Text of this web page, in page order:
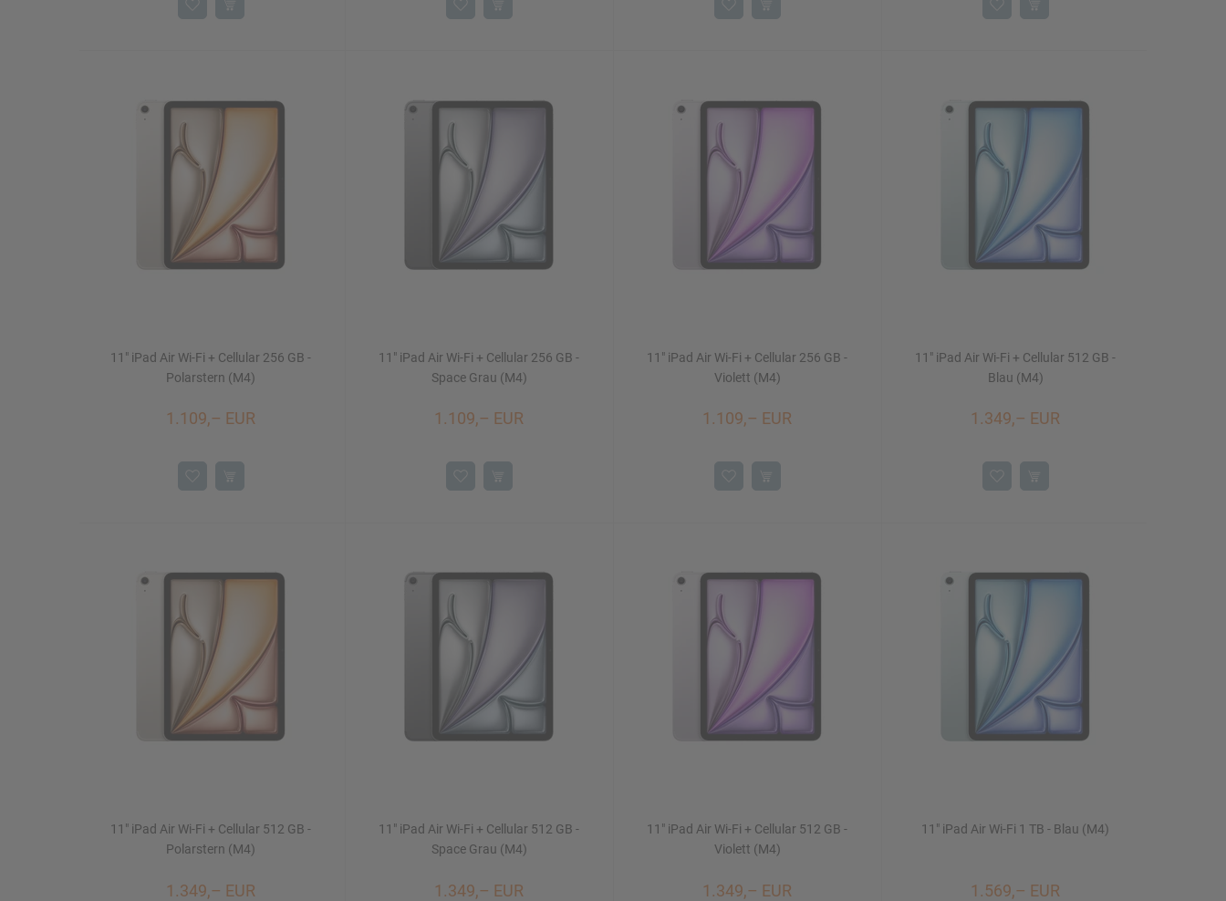
11" iPad Air Wi-Fi + Cellular 256 GB -
Polarstern (M4)
1.109,– EUR
11" iPad Air Wi-Fi + Cellular 256 GB -
Space Grau (M4)
1.109,– EUR
11" iPad Air Wi-Fi + Cellular 256 GB -
Violett (M4)
1.109,– EUR
11" iPad Air Wi-Fi + Cellular 512 GB -
Blau (M4)
1.349,– EUR
11" iPad Air Wi-Fi + Cellular 512 GB -
Polarstern (M4)
1.349,– EUR
11" iPad Air Wi-Fi + Cellular 512 GB -
Space Grau (M4)
1.349,– EUR
11" iPad Air Wi-Fi + Cellular 512 GB -
Violett (M4)
1.349,– EUR
11" iPad Air Wi-Fi 1 TB - Blau (M4)
1.569,– EUR